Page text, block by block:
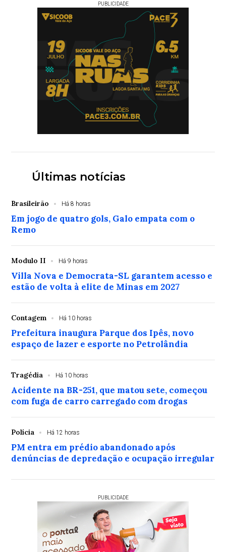
PUBLICIDADE
Últimas notícias
Brasileirão Há 8 horas
Em jogo de quatro gols, Galo empata com o
Remo
Modulo II Há 9 horas
Villa Nova e Democrata-SL garantem acesso e
estão de volta à elite de Minas em 2027
Contagem Há 10 horas
Prefeitura inaugura Parque dos Ipês, novo
espaço de lazer e esporte no Petrolândia
Tragédia Há 10 horas
Acidente na BR-251, que matou sete, começou
com fuga de carro carregado com drogas
Polícia Há 12 horas
PM entra em prédio abandonado após
denúncias de depredação e ocupação irregular
PUBLICIDADE